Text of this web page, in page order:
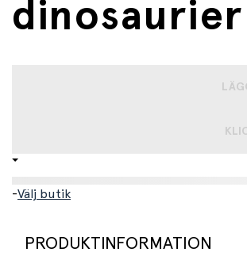
dinosaurier
-Välj butik
PRODUKTINFORMATION